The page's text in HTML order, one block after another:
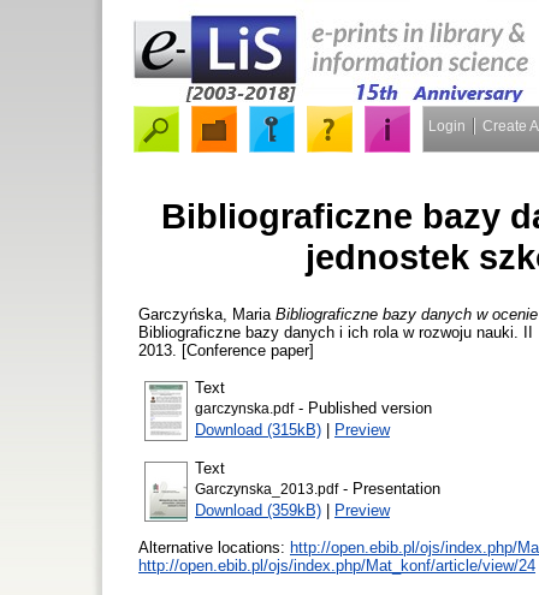
Login Create
Bibliograficzne bazy
jednostek
Garczyńska, Maria Bibliograficzne bazy danych w
Bibliograficzne bazy danych i ich rola w rozwoju nauki.
2013. [Conference paper]
Text
garczynska.pdf- Published version
Download (315kB) | Preview
Text
Garczynska_2013.pdf- Presentation
Download (359kB) | Preview
Alternative locations: http://open.ebib.pl/ojs/index.php/
http://open.ebib.pl/ojs/index.php/Mat_konf/article/view/24